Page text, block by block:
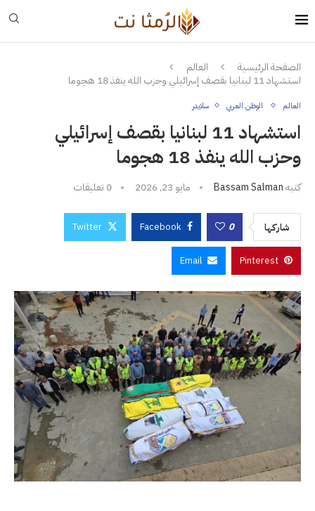
الصفحة الرئيسية
العالم
استشهاد 11 لبنانيا بقصف إسرائيلي وحزب الله ينفذ 18 هجوما
العالم الوطن العربي سلايدر
استشهاد 11 لبنانيا بقصف إسرائيلي
وحزب الله ينفذ 18 هجوما
كتبهBassam Salman مايو 23, 2026 0 تعليقات
شاركها 0
Facebook
Twitter
Pinterest
Email